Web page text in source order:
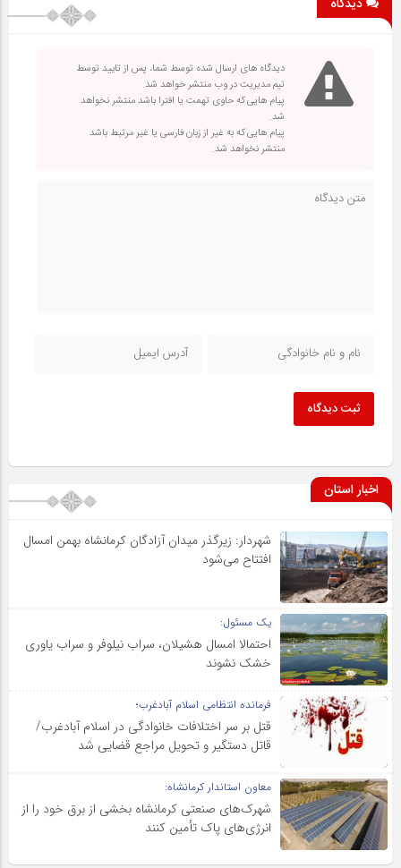
دیدگاه
دیدگاه های ارسال شده توسط شما، پس از تایید توسط
تیم مدیریت در وب منتشر خواهد شد.
پیام هایی که حاوی تهمت یا افترا باشد منتشر نخواهد
شد.
پیام هایی که به غیر از زبان فارسی یا غیر مرتبط باشد
منتشر نخواهد شد.
ثبت دیدگاه
اخبار استان
شهردار: زیرگذر میدان آزادگان کرمانشاه بهمن امسال
افتتاح می‌شود
یک مسئول:
احتمالا امسال هشیلان، سراب نیلوفر و سراب یاوری
خشک نشوند
فرمانده انتظامی اسلام آبادغرب؛
قتل بر سر اختلافات خانوادگی در اسلام آبادغرب/
قاتل دستگیر و تحویل مراجع قضایی شد
معاون استاندار کرمانشاه:
شهرک‌های صنعتی کرمانشاه بخشی از برق خود را از
انرژی‌های پاک تأمین کنند